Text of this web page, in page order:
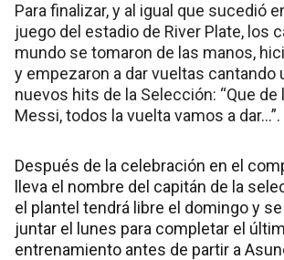
Para finalizar, y al igual que sucedió
juego del estadio de River Plate, los
mundo se tomaron de las manos,
y empezaron a dar vueltas cantando
nuevos hits de la Selección: “Que de
Messi, todos la vuelta vamos a dar…”.
Después de la celebración en el
lleva el nombre del capitán de la
el plantel tendrá libre el domingo y
juntar el lunes para completar el
entrenamiento antes de partir a